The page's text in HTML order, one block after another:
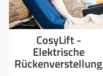
CosyLift -
Elektrische
Rückenverstellung